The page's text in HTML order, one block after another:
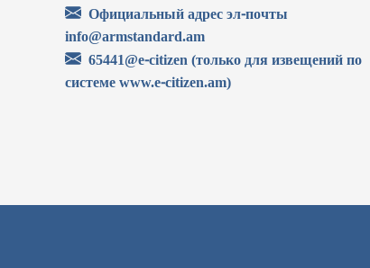
Официальный адрес эл-почты
info@armstandard.am
65441@e-citizen (только для извещений по
системе www.e-citizen.am)